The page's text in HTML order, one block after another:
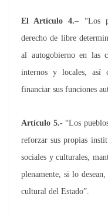
El Artículo 4.– “Los
derecho de libre
al autogobierno en las
internos y locales, así
financiar sus funciones
Artículo 5.-“Los
reforzar sus propias
sociales y culturales,
plenamente, si lo
cultural del Estado”.